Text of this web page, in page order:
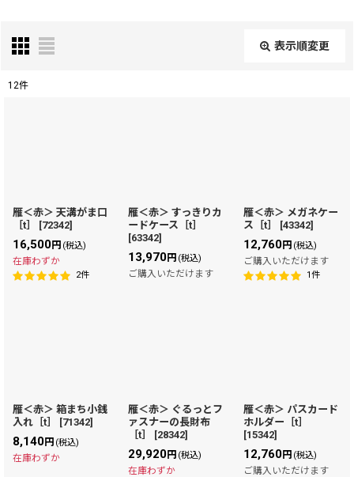
表示順変更
絞り込む
12件
雁＜赤＞ 天溝がま口
［t］
[72342]
16,500円 (税込)
在庫わずか
2件
雁＜赤＞ すっきりカ
ードケース［t］
[63342]
13,970円 (税込)
ご購入いただけます
雁＜赤＞ メガネケー
ス［t］
[43342]
12,760円 (税込)
ご購入いただけます
1件
雁＜赤＞ 箱まち小銭
入れ［t］
[71342]
8,140円 (税込)
在庫わずか
雁＜赤＞ ぐるっとフ
ァスナーの長財布
［t］
[28342]
29,920円 (税込)
在庫わずか
雁＜赤＞ パスカード
ホルダー［t］
[15342]
12,760円 (税込)
ご購入いただけます